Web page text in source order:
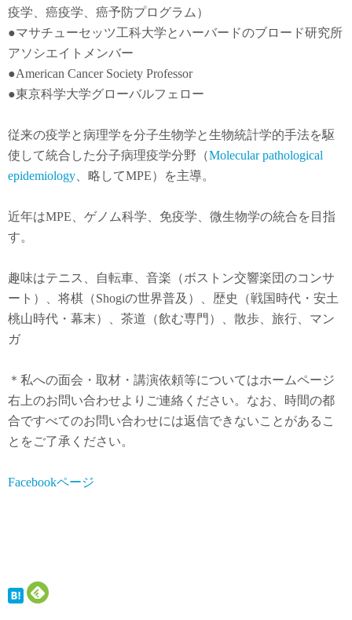
疫学
癌疫学 、癌予防プログラム）
●マサチューセッツ工科大学とハーバードのブロード研究所
アソシエイトメンバー
●American Cancer Society Professor
●東京科学大学グローバルフェロー
従来の疫学と病理学を分子生物学と生物統計学的手法を駆
使して統合した分子病理疫学分野（Molecular pathological
epidemiology 、略してMPE）を主導。
近年はMPE 、ゲノム科学、免疫学、微生物学の統合を目指
す。
趣味はテニス、自転車、音楽（ボストン交響楽団のコンサ
ート）、将棋（Shogiの世界普及）、歴史（戦国時代・安土
桃山時代・幕末）、茶道（飲む専門）、散歩、旅行、マン
ガ
＊私への面会・取材・講演依頼等についてはホームページ
右上のお問い合わせよりご連絡ください。なお、時間の都
合ですべてのお問い合わせには返信できないことがあるこ
とをご了承ください。
Facebookページ